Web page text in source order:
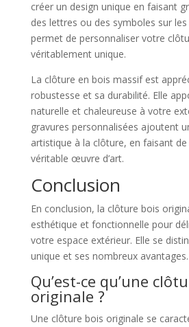
créer un design unique en faisant
des lettres ou des symboles sur
permet de personnaliser votre
véritablement unique.
La clôture en bois massif est
robustesse et sa durabilité. Elle
naturelle et chaleureuse à votre
gravures personnalisées ajoutent
artistique à la clôture, en faisant de
véritable œuvre d’art.
Conclusion
En conclusion, la clôture bois
esthétique et fonctionnelle pour
votre espace extérieur. Elle se
unique et ses nombreux avantages.
Qu’est-ce qu’une
originale ?
Une clôture bois originale se